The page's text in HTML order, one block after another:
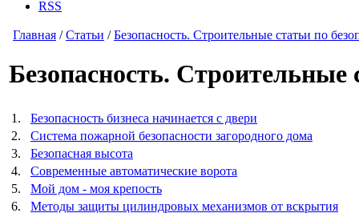
RSS
Главная /Статьи /Безопасность. Строительные статьи по
Безопасность. Строительные
1.
Безопасность бизнеса начинается с двери
2.
Система пожарной безопасности загородного дома
3.
Безопасная высота
4.
Современные автоматические ворота
5.
Мой дом - моя крепость
6.
Методы защиты цилиндровых механизмов от вскрытия